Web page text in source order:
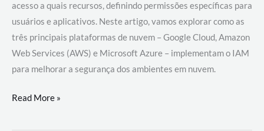
acesso a quais recursos, definindo permissões específicas para
usuários e aplicativos. Neste artigo, vamos explorar como as
três principais plataformas de nuvem – Google Cloud, Amazon
Web Services (AWS) e Microsoft Azure – implementam o IAM
para melhorar a segurança dos ambientes em nuvem.
Gerenciamento
Read More »